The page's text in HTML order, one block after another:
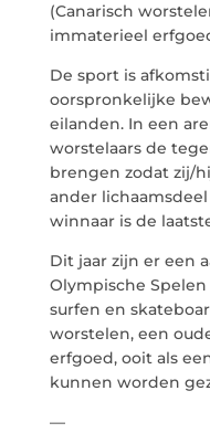
(Canarisch
immaterieel
De sport is
oorspronkelijke
eilanden. In een
worstelaars de
brengen zodat zij/
ander
winnaar is de
Dit jaar zijn er een
Olympische
surfen en
worstelen, een
erfgoed, ooit als
kunnen worden
—